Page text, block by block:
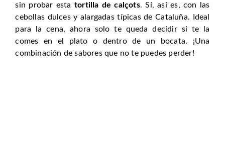
sin probar esta tortilla de calçots. Sí, así es, con las
cebollas dulces y alargadas típicas de Cataluña. Ideal
para la cena, ahora solo te queda decidir si te la
comes en el plato o dentro de un bocata. ¡Una
combinación de sabores que no te puedes perder!